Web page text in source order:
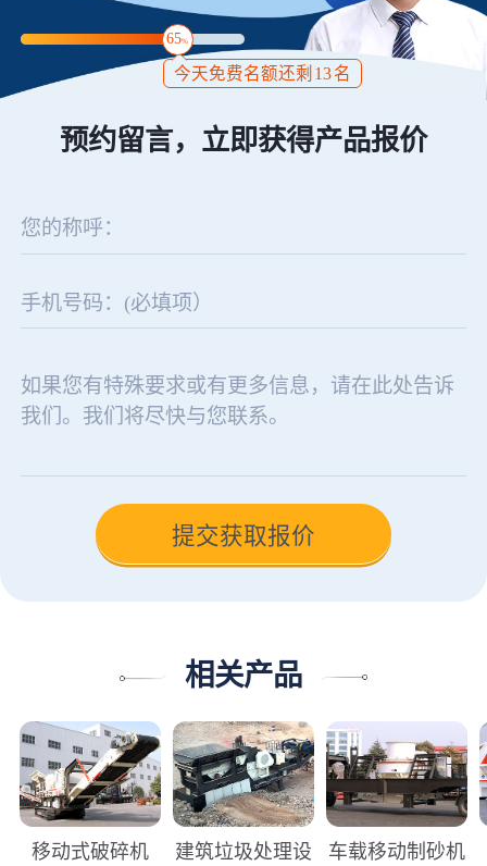
65%
今天免费名额还剩 13名
预约留言，立即获得产品报价
相关产品
移动式破碎机
建筑垃圾处理设
车载移动制砂机